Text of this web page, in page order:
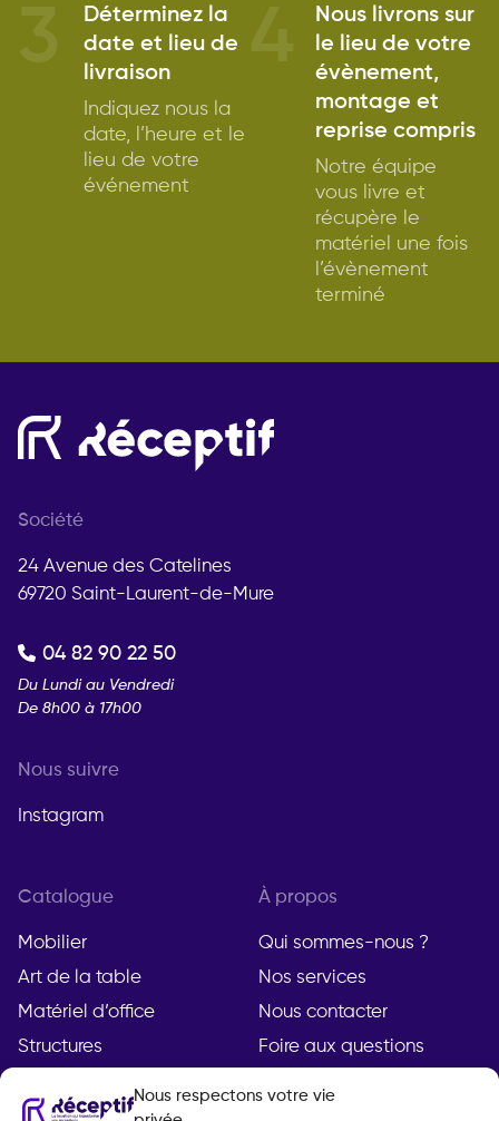
Nous respectons votre vie
Déterminez la
date et lieu de
livraison
Indiquez nous la
date, l’heure et le
lieu de votre
événement
Nous livrons sur
le lieu de votre
évènement,
montage et
reprise compris
Notre équipe
vous livre et
récupère le
matériel une fois
l’évènement
terminé
Société
24 Avenue des Catelines
69720 Saint-Laurent-de-Mure
04 82 90 22 50
Du Lundi au Vendredi
De 8h00 à 17h00
Nous suivre
Instagram
Catalogue
Mobilier
Art de la table
Matériel d’office
Structures
À propos
Qui sommes-nous ?
Nos services
Nous contacter
Foire aux questions